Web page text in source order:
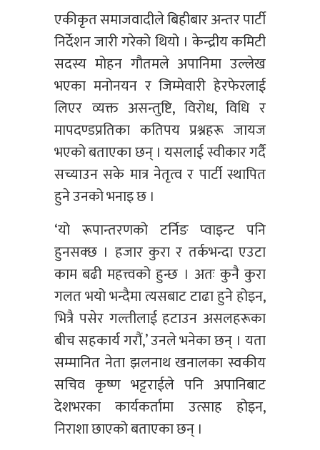
एकीकृत समाजवादीले बिहीबार अन्तर पार्टी
निर्देशन जारी गरेको थियो । केन्द्रीय कमिटी
सदस्य मोहन गौतमले अपानिमा उल्लेख
भएका मनोनयन र जिम्मेवारी हेरफेरलाई
लिएर व्यक्त असन्तुष्टि, विरोध, विधि र
मापदण्डप्रतिका कतिपय प्रश्नहरू जायज
भएको बताएका छन् । यसलाई स्वीकार गर्दै
सच्याउन सके मात्र नेतृत्व र पार्टी स्थापित
हुने उनको भनाइ छ ।
‘यो रूपान्तरणको टर्निङ प्वाइन्ट पनि
हुनसक्छ । हजार कुरा र तर्कभन्दा एउटा
काम बढी महत्त्वको हुन्छ । अतः कुनै कुरा
गलत भयो भन्दैमा त्यसबाट टाढा हुने होइन,
भित्रै पसेर गल्तीलाई हटाउन असलहरूका
बीच सहकार्य गरौं,’ उनले भनेका छन् । यता
सम्मानित नेता झलनाथ खनालका स्वकीय
सचिव कृष्ण भट्टराईले पनि अपानिबाट
देशभरका कार्यकर्तामा उत्साह होइन,
निराशा छाएको बताएका छन् ।